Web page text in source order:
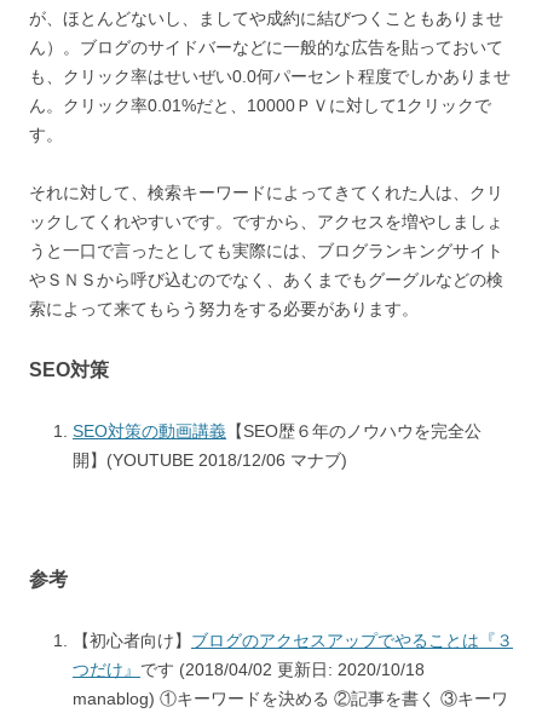
が、ほとんどないし、ましてや成約に結びつくこともありませ
ん）。ブログのサイドバーなどに一般的な広告を貼っておいて
も、クリック率はせいぜい0.0何パーセント程度でしかありませ
ん。クリック率0.01%だと、10000ＰＶに対して1クリックで
す。
それに対して、検索キーワードによってきてくれた人は、クリ
ックしてくれやすいです。ですから、アクセスを増やしましょ
うと一口で言ったとしても実際には、ブログランキングサイト
やＳＮＳから呼び込むのでなく、あくまでもグーグルなどの検
索によって来てもらう努力をする必要があります。
SEO対策
SEO対策の動画講義 【SEO歴６年のノウハウを完全公
開】(YOUTUBE 2018/12/06 マナブ)
参考
【初心者向け】 ブログのアクセスアップでやることは『３
つだけ』 です (2018/04/02 更新日: 2020/10/18
manablog) ①キーワードを決める ②記事を書く ③キーワ